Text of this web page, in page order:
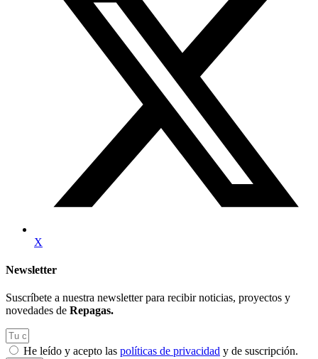
X
Newsletter
Suscríbete a nuestra newsletter para recibir noticias, proyectos y
novedades de Repagas.
He leído y acepto las políticas de privacidad y de suscripción.